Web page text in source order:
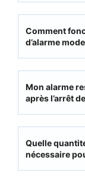
Comment
d’alarme
Mon alarme
après l’arrêt
Quelle
nécessaire